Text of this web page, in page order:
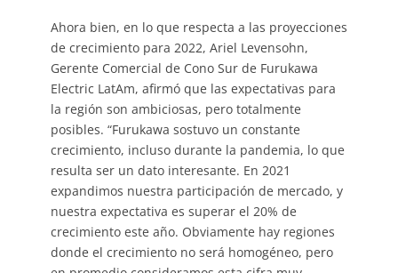
Ahora bien, en lo que respecta a las proyecciones
de crecimiento para 2022, Ariel Levensohn,
Gerente Comercial de Cono Sur de Furukawa
Electric LatAm, afirmó que las expectativas para
la región son ambiciosas, pero totalmente
posibles. “Furukawa sostuvo un constante
crecimiento, incluso durante la pandemia, lo que
resulta ser un dato interesante. En 2021
expandimos nuestra participación de mercado, y
nuestra expectativa es superar el 20% de
crecimiento este año. Obviamente hay regiones
donde el crecimiento no será homogéneo, pero